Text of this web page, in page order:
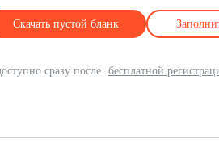
Скачать пустой бланк
сразу после бесплатной